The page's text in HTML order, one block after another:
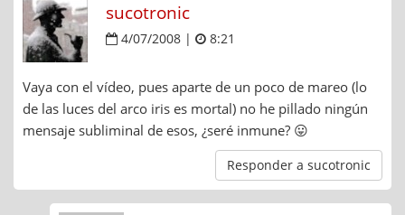
sucotronic
4/07/2008 | 8:21
Vaya con el vídeo, pues aparte de un poco de mareo (lo
de las luces del arco iris es mortal) no he pillado ningún
mensaje subliminal de esos, ¿seré inmune? 😛
Responder a sucotronic